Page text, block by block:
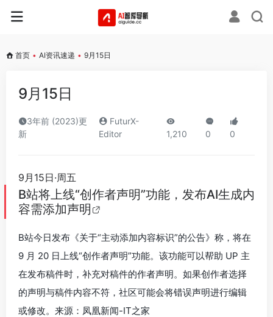
首页 • AI资讯速递 • 9月15日
9月15日
3年前 (2023)更
新
FuturX-
Editor
1,210 0 0
9月15日·周五
B站将上线“创作者声明”功能，发布AI生成内
容需添加声明
B站今日发布《关于“主动添加内容标识”的公告》称，将在
9 月 20 日上线“创作者声明”功能。该功能可以帮助 UP 主
在发布稿件时，补充对稿件的作者声明。如果创作者选择
的声明与稿件内容不符，社区可能会将错误声明进行编辑
或修改。来源：凤凰新闻-IT之家